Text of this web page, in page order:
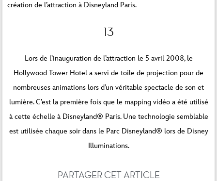
création de l’attraction à Disneyland Paris.
13
Lors de l’inauguration de l’attraction le 5 avril 2008, le
Hollywood Tower Hotel a servi de toile de projection pour de
nombreuses animations lors d’un véritable spectacle de son et
lumière. C’est la première fois que le mapping vidéo a été utilisé
à cette échelle à Disneyland® Paris. Une technologie semblable
est utilisée chaque soir dans le Parc Disneyland® lors de Disney
Illuminations.
PARTAGER CET ARTICLE